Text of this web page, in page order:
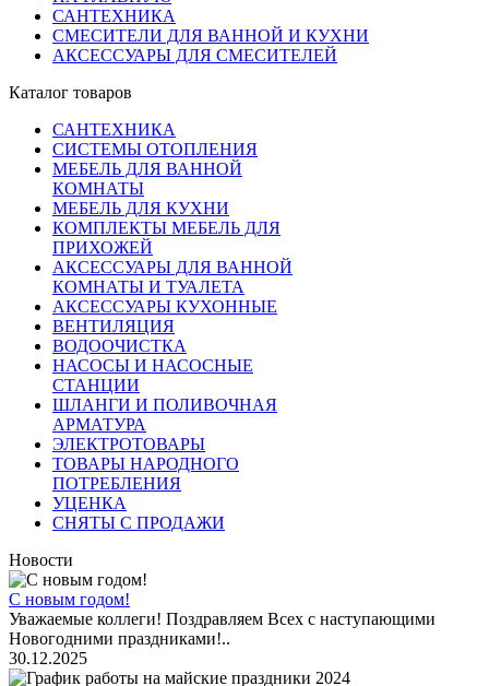
САНТЕХНИКА
СМЕСИТЕЛИ ДЛЯ ВАННОЙ И КУХНИ
АКСЕССУАРЫ ДЛЯ СМЕСИТЕЛЕЙ
Каталог товаров
САНТЕХНИКА
СИСТЕМЫ ОТОПЛЕНИЯ
МЕБЕЛЬ ДЛЯ ВАННОЙ
КОМНАТЫ
МЕБЕЛЬ ДЛЯ КУХНИ
КОМПЛЕКТЫ МЕБЕЛЬ ДЛЯ
ПРИХОЖЕЙ
АКСЕССУАРЫ ДЛЯ ВАННОЙ
КОМНАТЫ И ТУАЛЕТА
АКСЕССУАРЫ КУХОННЫЕ
ВЕНТИЛЯЦИЯ
ВОДООЧИСТКА
НАСОСЫ И НАСОСНЫЕ
СТАНЦИИ
ШЛАНГИ И ПОЛИВОЧНАЯ
АРМАТУРА
ЭЛЕКТРОТОВАРЫ
ТОВАРЫ НАРОДНОГО
ПОТРЕБЛЕНИЯ
УЦЕНКА
СНЯТЫ С ПРОДАЖИ
Новости
С новым годом!
Уважаемые коллеги! Поздравляем Всех с наступающими
Новогодними праздниками!..
30.12.2025